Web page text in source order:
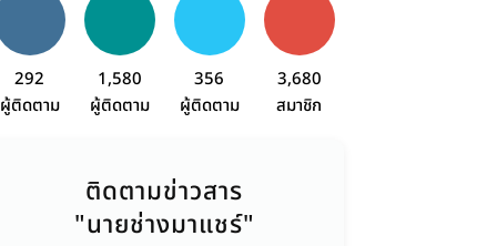
292
ผู้ติดตาม
1,580
ผู้ติดตาม
356
ผู้ติดตาม
3,680
สมาชิก
ติดตามข่าวสาร
"นายช่างมาแชร์"